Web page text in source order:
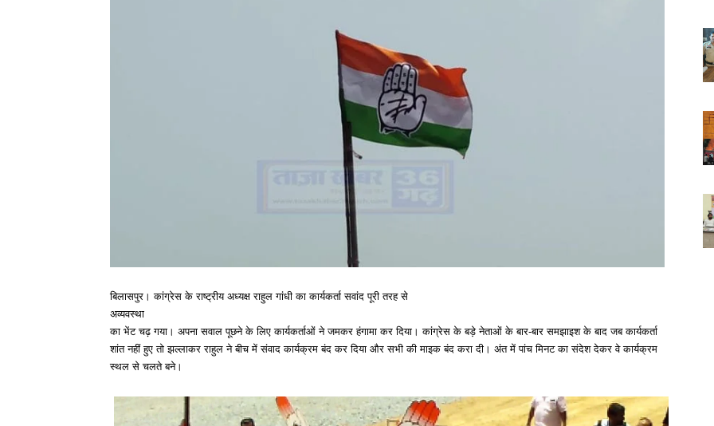
बिलासपुर। कांग्रेस के राष्ट्रीय अध्यक्ष राहुल गांधी का कार्यकर्ता सवांद पूरी तरह से
अव्यवस्था
का भेंट चढ़ गया। अपना सवाल पूछने के लिए कार्यकर्ताओं ने जमकर हंगामा कर दिया। कांग्रेस के बड़े नेताओं के बार-बार समझाइश के बाद जब कार्यकर्ता
शांत नहीं हुए तो झल्लाकर राहुल ने बीच में संवाद कार्यक्रम बंद कर दिया और सभी की माइक बंद करा दी। अंत में पांच मिनट का संदेश देकर वे कार्यक्रम
स्थल से चलते बने।